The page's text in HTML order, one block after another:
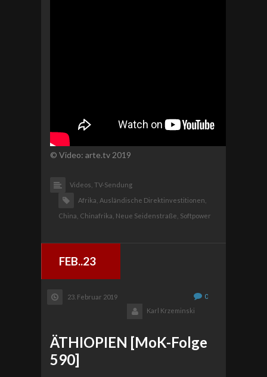
© Video: arte.tv 2019
Videos, TV-Sendung
Afrika, Ausländische Direktinvestitionen,
China, Chinafrika, Neue Seidenstraße, Softpower
FEB..23
23. Februar 2019
0
Karl Krzeminski
ÄTHIOPIEN [MoK-Folge
590]